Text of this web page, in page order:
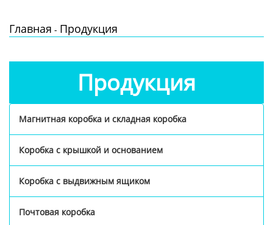
Главная - Продукция
Продукция
Магнитная коробка и складная коробка
Коробка с крышкой и основанием
Коробка с выдвижным ящиком
Почтовая коробка